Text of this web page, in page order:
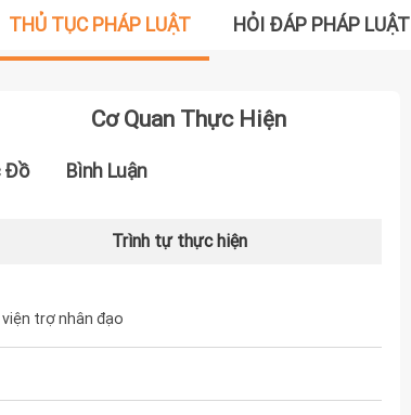
THỦ TỤC PHÁP LUẬT HỎI ĐÁP PHÁP LUẬT
Cơ Quan Thực Hiện
Đồ Bình Luận
Trình tự thực hiện
trợ nhân đạo